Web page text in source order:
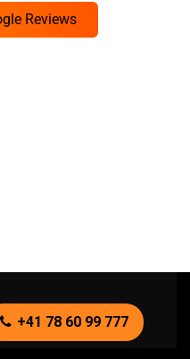
Reviews
+41 78 60 99 777